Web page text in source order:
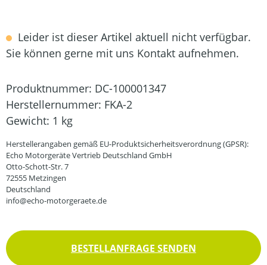
Leider ist dieser Artikel aktuell nicht verfügbar.
Sie können gerne mit uns Kontakt aufnehmen.
Produktnummer: DC-100001347
Herstellernummer: FKA-2
Gewicht: 1 kg
Herstellerangaben gemäß EU-Produktsicherheitsverordnung (GPSR):
Echo Motorgeräte Vertrieb Deutschland GmbH
Otto-Schott-Str. 7
72555 Metzingen
Deutschland
info@echo-motorgeraete.de
BESTELLANFRAGE SENDEN